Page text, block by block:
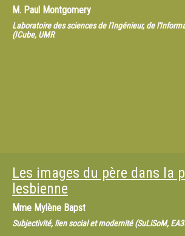
M. Paul Montgomery
Laboratoire des sciences de l'Ingénieur, de
(ICube, UMR
Les images du père dans la
lesbienne
Mme Mylène Bapst
Subjectivité, lien social et modernité (SuLiSoM,